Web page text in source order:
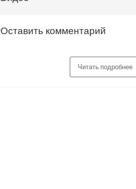
Оставить комментарий
Читать подробнее